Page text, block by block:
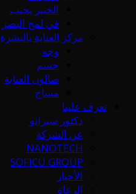
الخبير يجيب
في لمح البصر
مركز العناية بالبشرة
وجه
جسم
صالون العناية
مساج
تعرف علينا
دكتور سيرانو
عن الشركة
NANOTECH
SOFICU GROUP
الأخبار
الرعاة